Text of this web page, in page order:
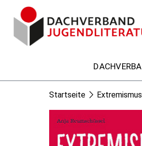
Startseite Extremismus